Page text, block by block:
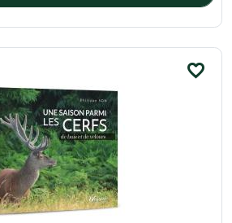
favorite_border